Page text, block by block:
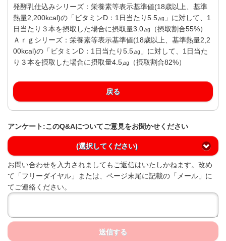
発酵乳仕込みシリーズ：栄養素等表示基準値(18歳以上、基準
熱量2,200kcal)の「ビタミンD：1日当たり5.5㎍」に対して、1
日当たり３本を摂取した場合に摂取量3.0㎍（摂取割合55%）
Ａｒｇシリーズ：栄養素等表示基準値(18歳以上、基準熱量2,2
00kcal)の「ビタミンD：1日当たり5.5㎍」に対して、1日当た
り３本を摂取した場合に摂取量4.5㎍（摂取割合82%）
戻る
アンケート:このQ&Aについてご意見をお聞かせください
(選択してください)
お問い合わせを入力されましてもご返信はいたしかねます。改め
て「フリーダイヤル」または、ページ末尾に記載の「メール」に
てご連絡ください。
送信する